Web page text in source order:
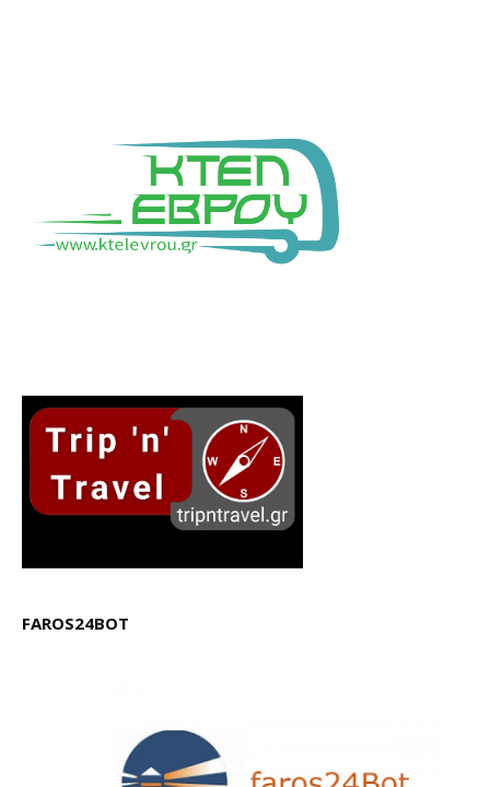
FAROS24BOT